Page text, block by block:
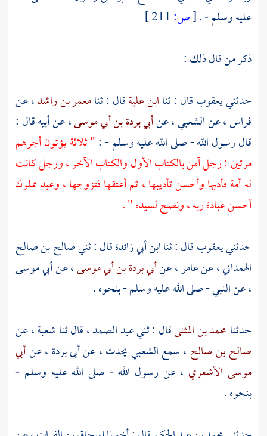
عليه وسلم - .[ص:
ذكر من قال ذلك :
حدثنييعقوبقال : ثناابن عليةقال : ثنامعمر بن راشد، عن
فراس، عنالشعبي، عنأبي بردة بن أبي موسى، عن أبيه قال :
قال رسول الله - صلى الله عليه وسلم - :" ثلاثة يؤتون أجرهم
مرتين : رجل آمن بالكتاب الأول والكتاب الآخر ، ورجل كانت
له أمة فأدبها وأحسن تأديبها ، ثم أعتقها فتزوجها ، وعبد مملوك
أحسن عبادة ربه ، ونصح لسيده " .
حدثنييعقوبقال : ثناابن أبي زائدةقال : ثنيصالح بن صالح
الهمداني، عنعامر، عنأبي بردة بن أبي موسى، عنأبي موسى
، عن النبي - صلى الله عليه وسلم - بنحوه .
حدثنامحمد بن المثنىقال : ثنيعبد الصمد، قال ثناشعبة، عن
صالح بن صالح ، سمعالشعبييحدث ، عنأبي بردة ، عنأبي
موسى الأشعري ، عن رسول الله - صلى الله عليه وسلم -
بنحوه .